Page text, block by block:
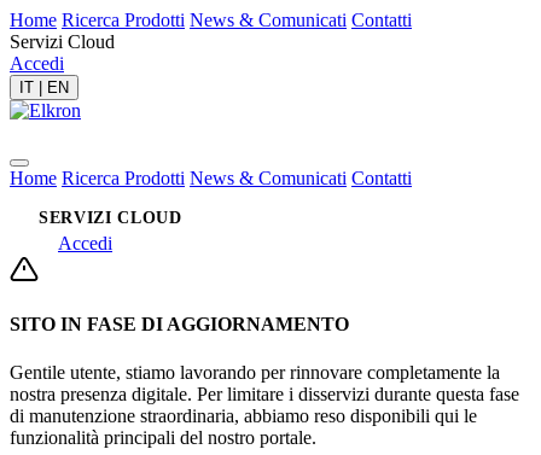
Home Ricerca Prodotti News & Comunicati Contatti
Servizi Cloud
Accedi
IT EN
Home Ricerca Prodotti News & Comunicati Contatti
SERVIZI CLOUD
Accedi
SITO IN FASE DI AGGIORNAMENTO
Gentile utente, stiamo lavorando per rinnovare completamente la
nostra presenza digitale. Per limitare i disservizi durante questa fase
di manutenzione straordinaria, abbiamo reso disponibili qui le
funzionalità principali del nostro portale.